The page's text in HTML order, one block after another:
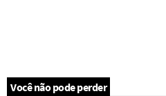
Você não pode perder